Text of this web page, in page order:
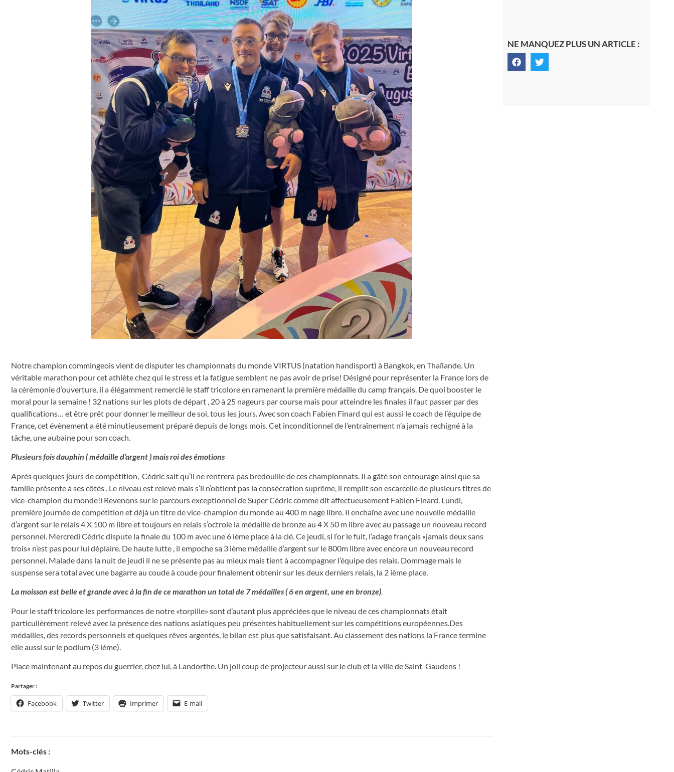
Notre champion commingeois vient de disputer les championnats du monde VIRTUS (natation handisport) à Bangkok, en Thaïlande. Un
véritable marathon pour cet athlète chez qui le stress et la fatigue semblent ne pas avoir de prise! Désigné pour représenter la France lors de
la cérémonie d’ouverture, il a élégamment remercié le staff tricolore en ramenant la première médaille du camp français. De quoi booster le
moral pour la semaine ! 32 nations sur les plots de départ , 20 à 25 nageurs par course mais pour atteindre les finales il faut passer par des
qualifications… et être prêt pour donner le meilleur de soi, tous les jours. Avec son coach Fabien Finard qui est aussi le coach de l’équipe de
France, cet évènement a été minutieusement préparé depuis de longs mois. Cet inconditionnel de l’entraînement n’a jamais rechigné à la
tâche, une aubaine pour son coach.
Plusieurs fois dauphin ( médaille d’argent ) mais roi des émotions
Après quelques jours de compétition, Cédric sait qu’il ne rentrera pas bredouille de ces championnats. Il a gâté son entourage ainsi que sa
famille présente à ses côtés . Le niveau est relevé mais s’il n’obtient pas la consécration suprême, il remplit son escarcelle de plusieurs titres de
vice-champion du monde!l Revenons sur le parcours exceptionnel de Super Cédric comme dit affectueusement Fabien Finard. Lundi,
première journée de compétition et déjà un titre de vice-champion du monde au 400 m nage libre. Il enchaîne avec une nouvelle médaille
d’argent sur le relais 4 X 100 m libre et toujours en relais s’octroie la médaille de bronze au 4 X 50 m libre avec au passage un nouveau record
personnel. Mercredi Cédric dispute la finale du 100 m avec une 6 ième place à la clé. Ce jeudi, si l’or le fuit, l’adage français «jamais deux sans
trois» n’est pas pour lui déplaire. De haute lutte , il empoche sa 3 ième médaille d’argent sur le 800m libre avec encore un nouveau record
personnel. Malade dans la nuit de jeudi il ne se présente pas au mieux mais tient à accompagner l’équipe des relais. Dommage mais le
suspense sera total avec une bagarre au coude à coude pour finalement obtenir sur les deux derniers relais, la 2 ième place.
La moisson est belle et grande avec à la fin de ce marathon un total de 7 médailles ( 6 en argent, une en bronze).
Pour le staff tricolore les performances de notre «torpille» sont d’autant plus appréciées que le niveau de ces championnats était
particulièrement relevé avec la présence des nations asiatiques peu présentes habituellement sur les compétitions européennes.Des
médailles, des records personnels et quelques rêves argentés, le bilan est plus que satisfaisant. Au classement des nations la France termine
elle aussi sur le podium (3 ième).
Place maintenant au repos du guerrier, chez lui, à Landorthe. Un joli coup de projecteur aussi sur le club et la ville de Saint-Gaudens !
Partager :
Facebook Twitter Imprimer E-mail
Mots-clés :
NE MANQUEZ PLUS UN ARTICLE :